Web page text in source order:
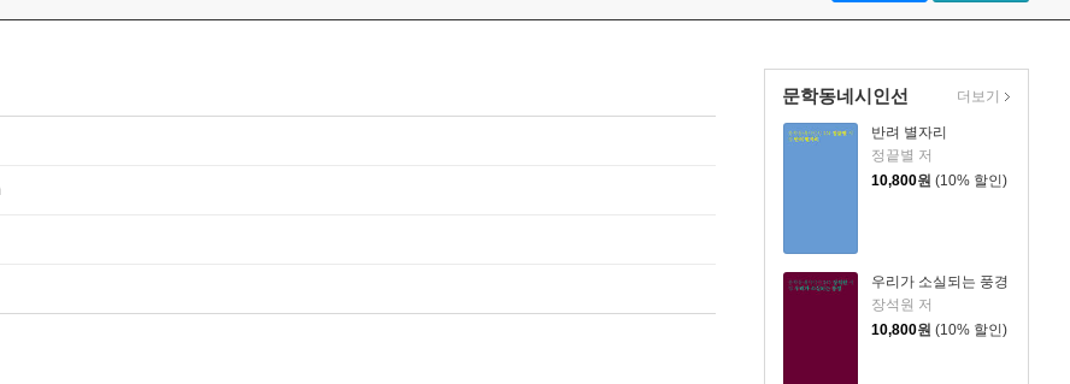
문학동네시인선
반려 별자리
정끝별 저
10,800원 (10% 할인)
우리가 소실되는 풍경
장석원 저
10,800원 (10% 할인)
더보기